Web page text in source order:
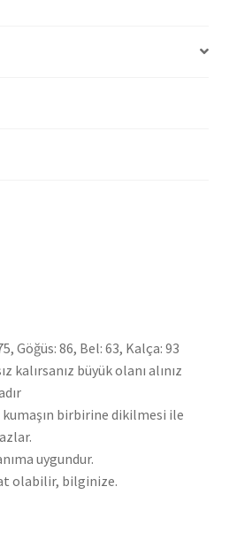
Göğüs: 86, Bel: 63, Kalça: 93
kalırsanız büyük olanı alınız
kumaşın birbirine dikilmesi ile
uygundur.
olabilir, bilginize.